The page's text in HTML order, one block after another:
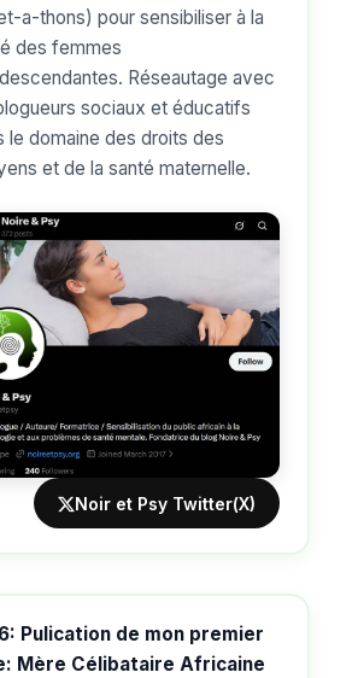
a-thons) pour sensibiliser à la
des femmes
Réseautage avec
sociaux et éducatifs
le domaine des droits des
et de la santé maternelle.
Noir et Psy Twitter(X)
Pulication de mon premier
Mère Célibataire Africaine